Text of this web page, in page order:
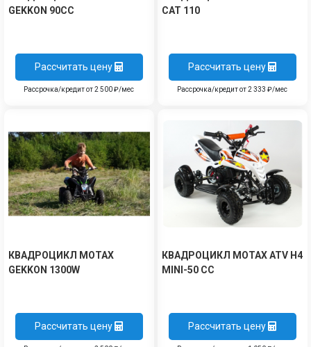
GEKKON 90CC
Рассчитать цену
Рассрочка/кредит от 2 500 ₽/мес
CAT 110
Рассчитать цену
Рассрочка/кредит от 2 333 ₽/мес
КВАДРОЦИКЛ MOTAX
GEKKON 1300W
Рассчитать цену
КВАДРОЦИКЛ MOTAX ATV H4
MINI-50 CC
Рассчитать цену